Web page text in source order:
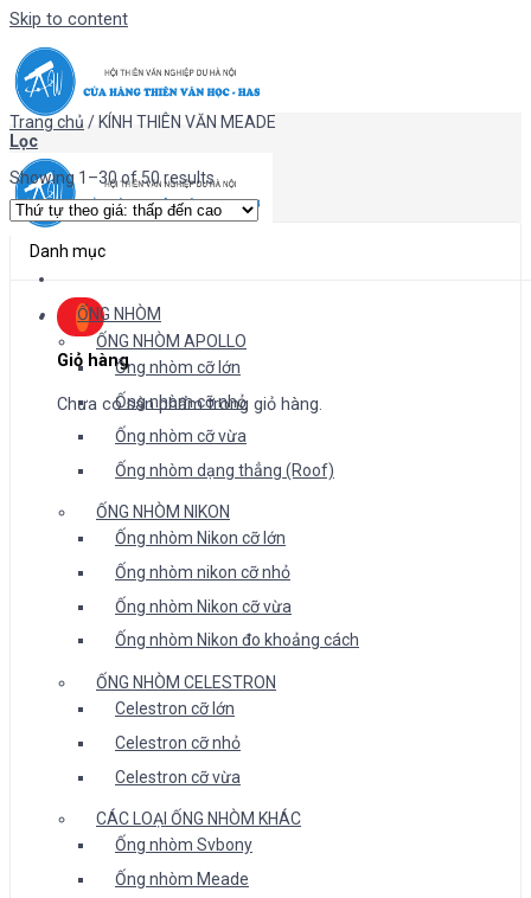
Skip to content
Giỏ hàng
Chưa có sản phẩm trong giỏ hàng.
Trang chủ / KÍNH THIÊN VĂN MEADE
Lọc
Showing 1–30 of 50 results
Danh mục
ỐNG NHÒM
ỐNG NHÒM APOLLO
Ống nhòm cỡ lớn
Ống nhòm cỡ nhỏ
Ống nhòm cỡ vừa
Ống nhòm dạng thẳng (Roof)
ỐNG NHÒM NIKON
Ống nhòm Nikon cỡ lớn
Ống nhòm nikon cỡ nhỏ
Ống nhòm Nikon cỡ vừa
Ống nhòm Nikon đo khoảng cách
ỐNG NHÒM CELESTRON
Celestron cỡ lớn
Celestron cỡ nhỏ
Celestron cỡ vừa
CÁC LOẠI ỐNG NHÒM KHÁC
Ống nhòm Svbony
Ống nhòm Meade